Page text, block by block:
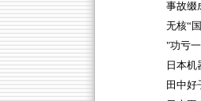
事故缀
无核“
"功亏
日本机
田中好